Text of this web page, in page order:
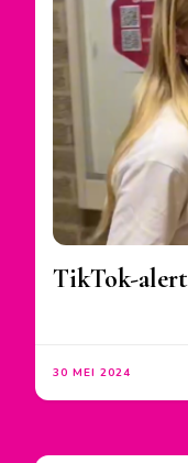
TikTok-
30 MEI 2024